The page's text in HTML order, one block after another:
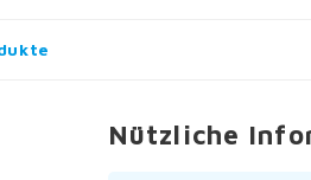
Nützliche